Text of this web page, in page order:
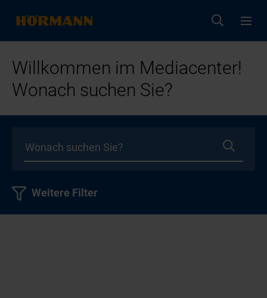
Willkommen im Mediacenter!
Wonach suchen Sie?
Weitere Filter